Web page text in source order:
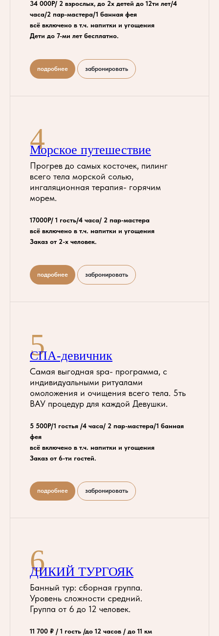
34 000Р/ 2 взрослых, до 2х детей до 12ти лет/4
часа/2 пар-мастера/1 банная фея
всё включено в т.ч. напитки и угощения
Дети до 7-ми лет бесплатно.
подробнее забронировать
4
Морское путешествие
Прогрев до самых косточек, пилинг
всего тела морской солью,
ингаляционная терапия- горячим
морем.
17000Р/ 1 гость/4 часа/ 2 пар-мастера
всё включено в т.ч. напитки и угощения
Заказ от 2-х человек.
подробнее забронировать
5
СПА-девичник
Самая выгодная spа- программа, с
индивидуальными ритуалами
омоложения и очищения всего тела. 5ть
ВАУ процедур для каждой Девушки.
5 500Р/1 гостья /4 часа/ 2 пар-мастера/1 банная
фея
всё включено в т.ч. напитки и угощения
Заказ от 6-ти гостей.
подробнее забронировать
6
ДИКИЙ ТУРГОЯК
Банный тур: сборная группа.
Уровень сложности средний.
Группа от 6 до 12 человек.
11 700 ₽ / 1 гость /до 12 часов / до 11 км